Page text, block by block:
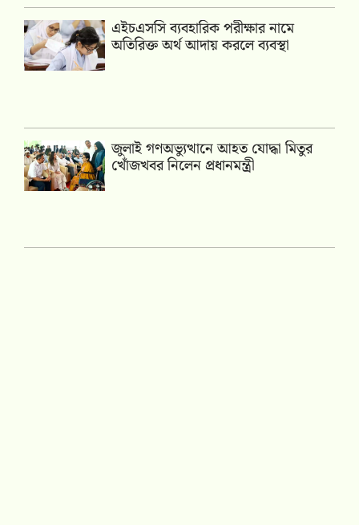
এইচএসসি ব্যবহারিক পরীক্ষার নামে
অতিরিক্ত অর্থ আদায় করলে ব্যবস্থা
জুলাই গণঅভ্যুত্থানে আহত যোদ্ধা মিতুর
খোঁজখবর নিলেন প্রধানমন্ত্রী